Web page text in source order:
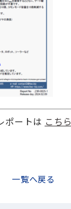
ポートは こちら
一覧へ戻る